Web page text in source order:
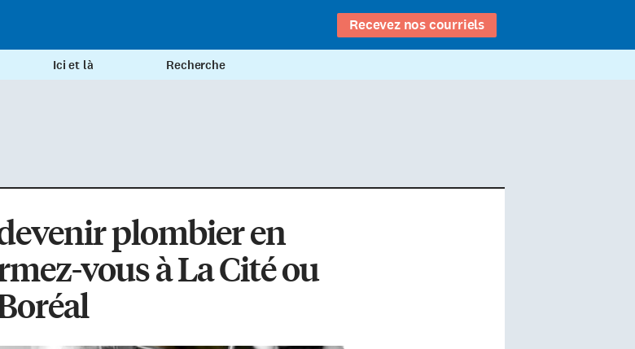
Recevez nos courriels
Ici et là Recherche
plombier en
vous à La Cité ou